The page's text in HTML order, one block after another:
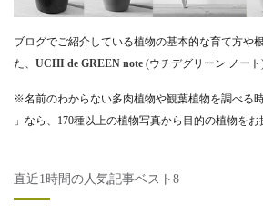
ブログでご紹介している植物の基本的な育て方や
た、 UCHI de GREEN note (ウチデグリーン ノート
※名前のわからない多肉植物や観葉植物を調べる
」なら、170種以上の植物写真から目的の植物をお
直近1時間の人気記事ベスト8